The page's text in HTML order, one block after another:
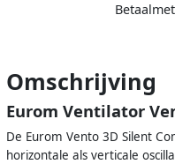
Omschrijving
Eurom Ventilator
De Eurom Vento 3D Silent
horizontale als verticale